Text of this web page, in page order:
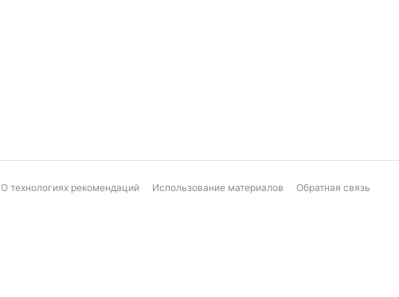
О технологиях рекомендаций Использование материалов Обратная связь